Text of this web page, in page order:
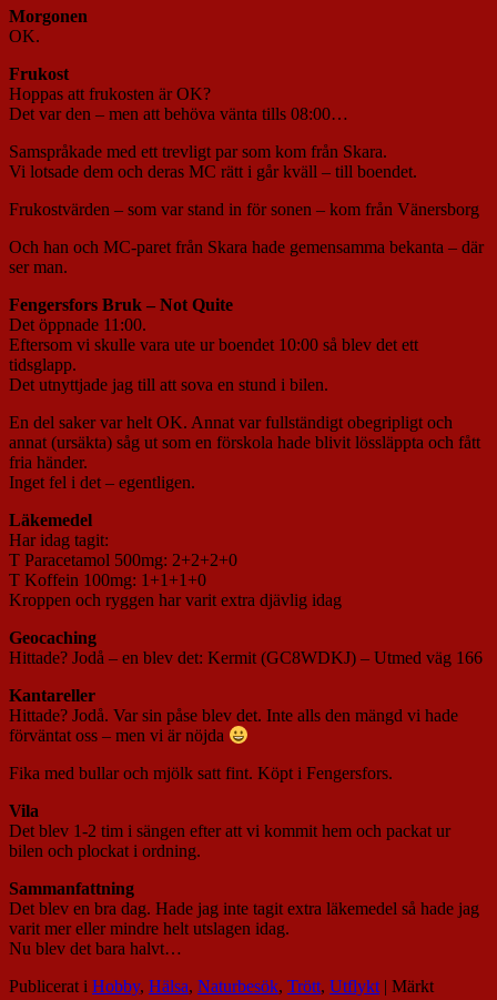
Morgonen
OK.
Frukost
Hoppas att frukosten är OK?
Det var den – men att behöva vänta tills 08:00…
Samspråkade med ett trevligt par som kom från Skara.
Vi lotsade dem och deras MC rätt i går kväll – till boendet.
Frukostvärden – som var stand in för sonen – kom från Vänersborg
Och han och MC-paret från Skara hade gemensamma bekanta – där
ser man.
Fengersfors Bruk – Not Quite
Det öppnade 11:00.
Eftersom vi skulle vara ute ur boendet 10:00 så blev det ett
tidsglapp.
Det utnyttjade jag till att sova en stund i bilen.
En del saker var helt OK. Annat var fullständigt obegripligt och
annat (ursäkta) såg ut som en förskola hade blivit lössläppta och fått
fria händer.
Inget fel i det – egentligen.
Läkemedel
Har idag tagit:
T Paracetamol 500mg: 2+2+2+0
T Koffein 100mg: 1+1+1+0
Kroppen och ryggen har varit extra djävlig idag
Geocaching
Hittade? Jodå – en blev det: Kermit (GC8WDKJ) – Utmed väg 166
Kantareller
Hittade? Jodå. Var sin påse blev det. Inte alls den mängd vi hade
förväntat oss – men vi är nöjda
Fika med bullar och mjölk satt fint. Köpt i Fengersfors.
Vila
Det blev 1-2 tim i sängen efter att vi kommit hem och packat ur
bilen och plockat i ordning.
Sammanfattning
Det blev en bra dag. Hade jag inte tagit extra läkemedel så hade jag
varit mer eller mindre helt utslagen idag.
Nu blev det bara halvt…
Publicerat i Hobby, Hälsa, Naturbesök, Trött, Utflykt | Märkt